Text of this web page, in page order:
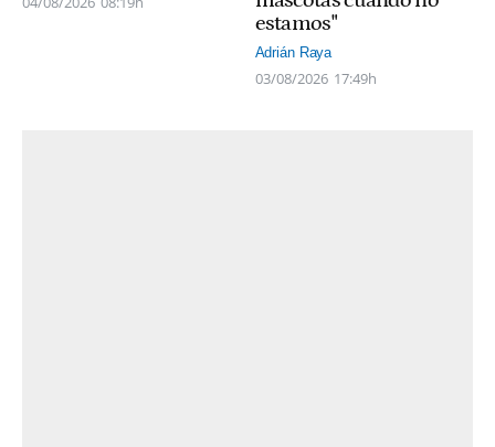
estamos"
Adrián Raya
03/08/2026 17:49h